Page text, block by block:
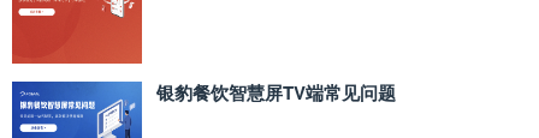
银豹餐饮智慧屏TV端常见问题